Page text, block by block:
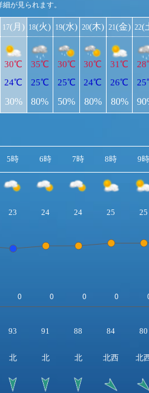
が見られます。
17(月)
30℃
24℃
30%
18(火)
35℃
25℃
80%
19(水)
30℃
25℃
50%
20(木)
30℃
24℃
80%
21(金)
31℃
26℃
80%
22(
5時 6時 7時 8時 9時
23 24 24 25 25
93 91 88 84 80
北 北 北 北西 北